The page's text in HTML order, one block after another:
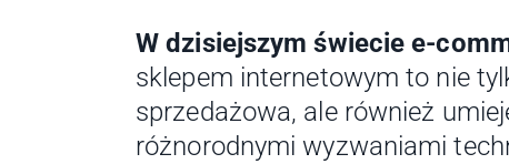
W dzisiejszym świecie e-
sklepem internetowym to nie
sprzedażowa, ale również
różnorodnymi wyzwaniami